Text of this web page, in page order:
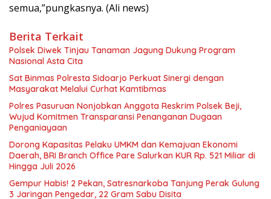
semua,”pungkasnya. (Ali news)
Berita Terkait
Polsek Diwek Tinjau Tanaman Jagung Dukung Program
Nasional Asta Cita
Sat Binmas Polresta Sidoarjo Perkuat Sinergi dengan
Masyarakat Melalui Curhat Kamtibmas
Polres Pasuruan Nonjobkan Anggota Reskrim Polsek Beji,
Wujud Komitmen Transparansi Penanganan Dugaan
Penganiayaan
Dorong Kapasitas Pelaku UMKM dan Kemajuan Ekonomi
Daerah, BRI Branch Office Pare Salurkan KUR Rp. 521 Miliar di
Hingga Juli 2026
Gempur Habis! 2 Pekan, Satresnarkoba Tanjung Perak Gulung
3 Jaringan Pengedar, 22 Gram Sabu Disita